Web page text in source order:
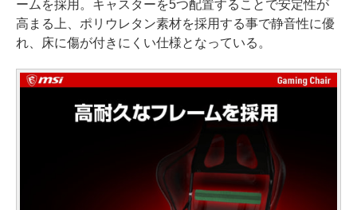
ームを採用。キャスターを5つ配置することで安定性が
高まる上、ポリウレタン素材を採用する事で静音性に優
れ、床に傷が付きにくい仕様となっている。